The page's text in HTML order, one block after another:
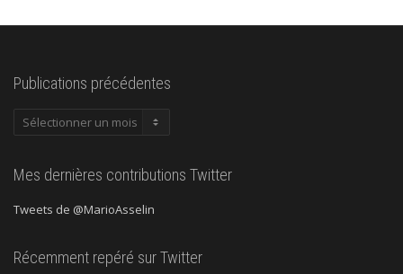
Publications précédentes
Publications
Mes dernières contributions Twitter
Tweets de @MarioAsselin
Récemment repéré sur Twitter